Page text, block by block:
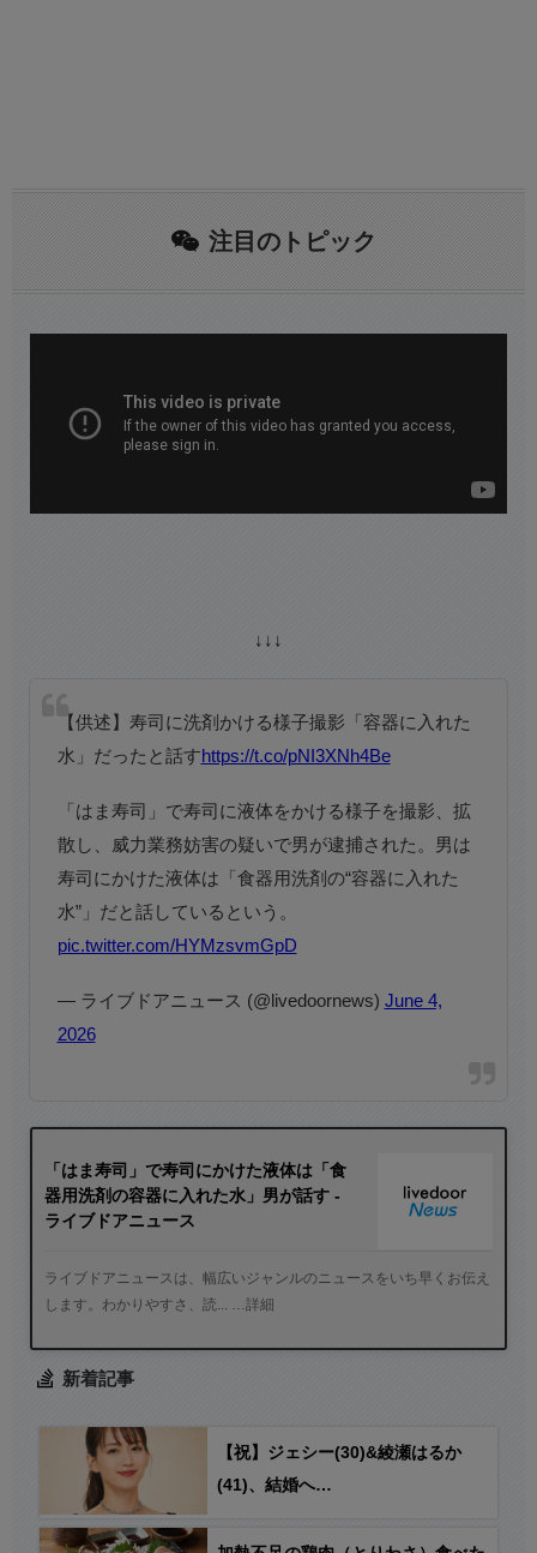
注目のトピック
↓↓↓
【供述】寿司に洗剤かける様子撮影「容器に入れた
水」だったと話す https://t.co/pNI3XNh4Be
「はま寿司」で寿司に液体をかける様子を撮影、拡
散し、威力業務妨害の疑いで男が逮捕された。男は
寿司にかけた液体は「食器用洗剤の“容器に入れた
水”」だと話しているという。
pic.twitter.com/HYMzsvmGpD
— ライブドアニュース (@livedoornews) June 4,
2026
「はま寿司」で寿司にかけた液体は「食
器用洗剤の容器に入れた水」男が話す -
ライブドアニュース
ライブドアニュースは、幅広いジャンルのニュースをいち早くお伝え
します。わかりやすさ、読... …詳細
新着記事
【祝】ジェシー(30)&綾瀬はるか
(41)、結婚へ…